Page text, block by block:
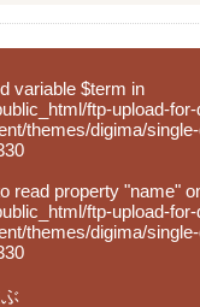
おります。
variable $term in
ftp-upload-
themes/digima/
read property "name"
ftp-upload-
themes/digima/